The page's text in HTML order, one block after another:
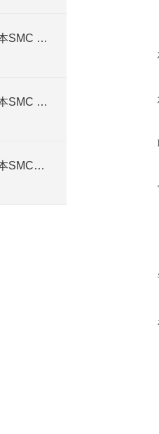
【电商】MRO供应链日本SMC 三位五通电磁阀SY5320-5LZD-C6
【电商】MRO供应链日本SMC 电磁阀CDQ2A20-50DMZ 自动化元器零配件
【电商】MRO供应链日本SMC电磁阀SY9120-4DZD-02